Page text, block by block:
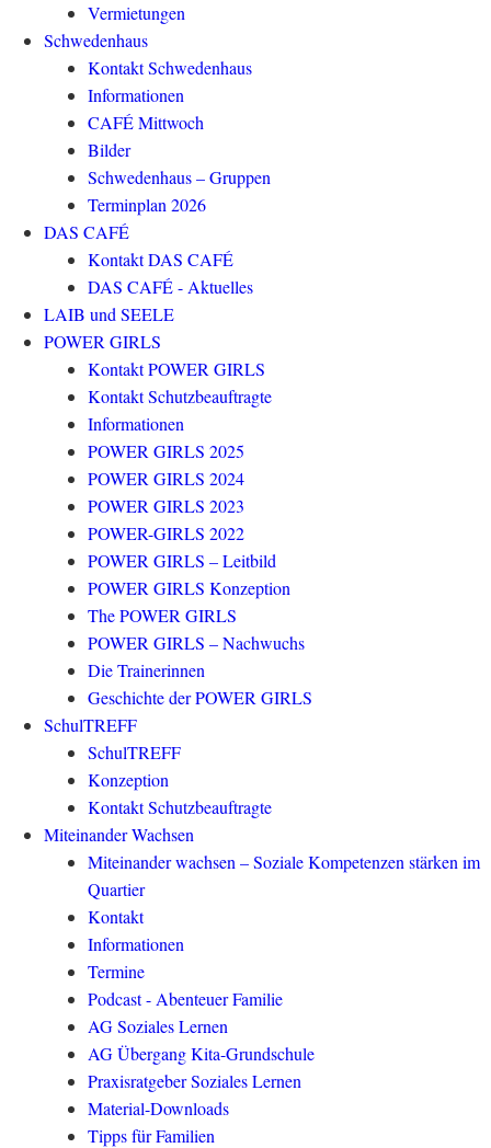
Vermietungen
Schwedenhaus
Kontakt Schwedenhaus
Informationen
CAFÉ Mittwoch
Bilder
Schwedenhaus – Gruppen
Terminplan 2026
DAS CAFÉ
Kontakt DAS CAFÉ
DAS CAFÉ - Aktuelles
LAIB und SEELE
POWER GIRLS
Kontakt POWER GIRLS
Kontakt Schutzbeauftragte
Informationen
POWER GIRLS 2025
POWER GIRLS 2024
POWER GIRLS 2023
POWER-GIRLS 2022
POWER GIRLS – Leitbild
POWER GIRLS Konzeption
The POWER GIRLS
POWER GIRLS – Nachwuchs
Die Trainerinnen
Geschichte der POWER GIRLS
SchulTREFF
SchulTREFF
Konzeption
Kontakt Schutzbeauftragte
Miteinander Wachsen
Miteinander wachsen – Soziale Kompetenzen stärken im
Quartier
Kontakt
Informationen
Termine
Podcast - Abenteuer Familie
AG Soziales Lernen
AG Übergang Kita-Grundschule
Praxisratgeber Soziales Lernen
Material-Downloads
Tipps für Familien